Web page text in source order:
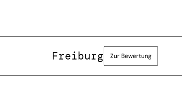
Freiburg Zur Bewertung